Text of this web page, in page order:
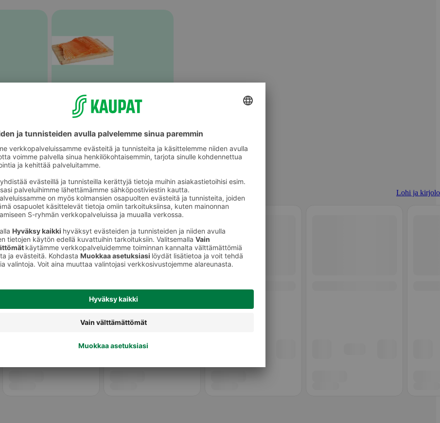
Lohi ja kirjolohi
Lohi ja